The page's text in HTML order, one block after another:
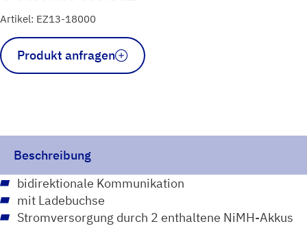
Artikel: EZ13-18000
Funkkopfhörer
F8
SDR
Produkt anfragen
Beschreibung
bidirektionale Kommunikation
mit Ladebuchse
Stromversorgung durch 2 enthaltene NiMH-Akkus